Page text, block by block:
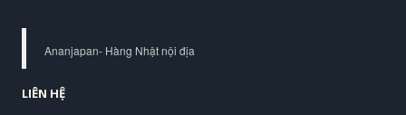
Ananjapan- Hàng Nhật nội địa
LIÊN HỆ